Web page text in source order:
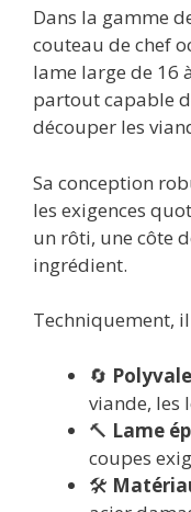
Dans la gamme
couteau de chef
lame large de 16
partout capable
découper les
Sa conception
les exigences
un rôti, une côte
ingrédient.
Techniquement,
🔄
viande, les
🔨 Lame
coupes
🛠️